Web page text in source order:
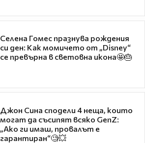
Селена Гомес празнува рождения
си ден: Как момичето от „Disney“
се превърна в световна икона🤩🎂
Джон Сина сподели 4 неща, които
могат да съсипят всяко GenZ:
„Ако ги имаш, провалът е
гарантиран“🧐💥